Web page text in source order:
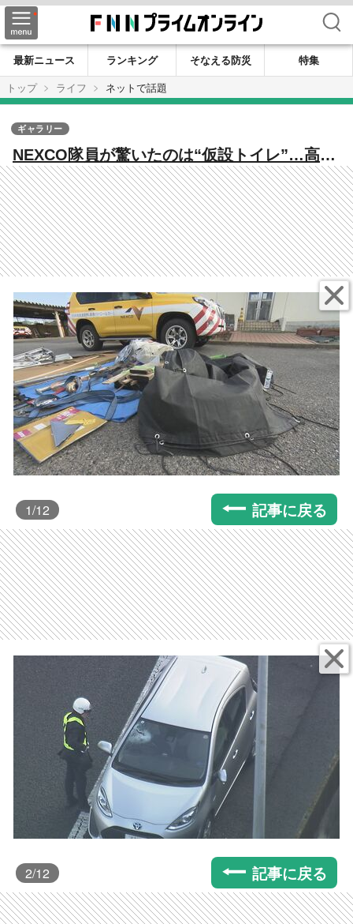
検索
最新ニュース ランキング そなえる防災
特集
トップ
ライフ ネットで話題
NEXCO隊員が驚いたのは“仮設トイレ”…高速
道路でほぼ毎日見つかる『落下物』命に関わ
る事故起こす危険性も
ギャラリー
1/12 記事に戻る
2/12 記事に戻る